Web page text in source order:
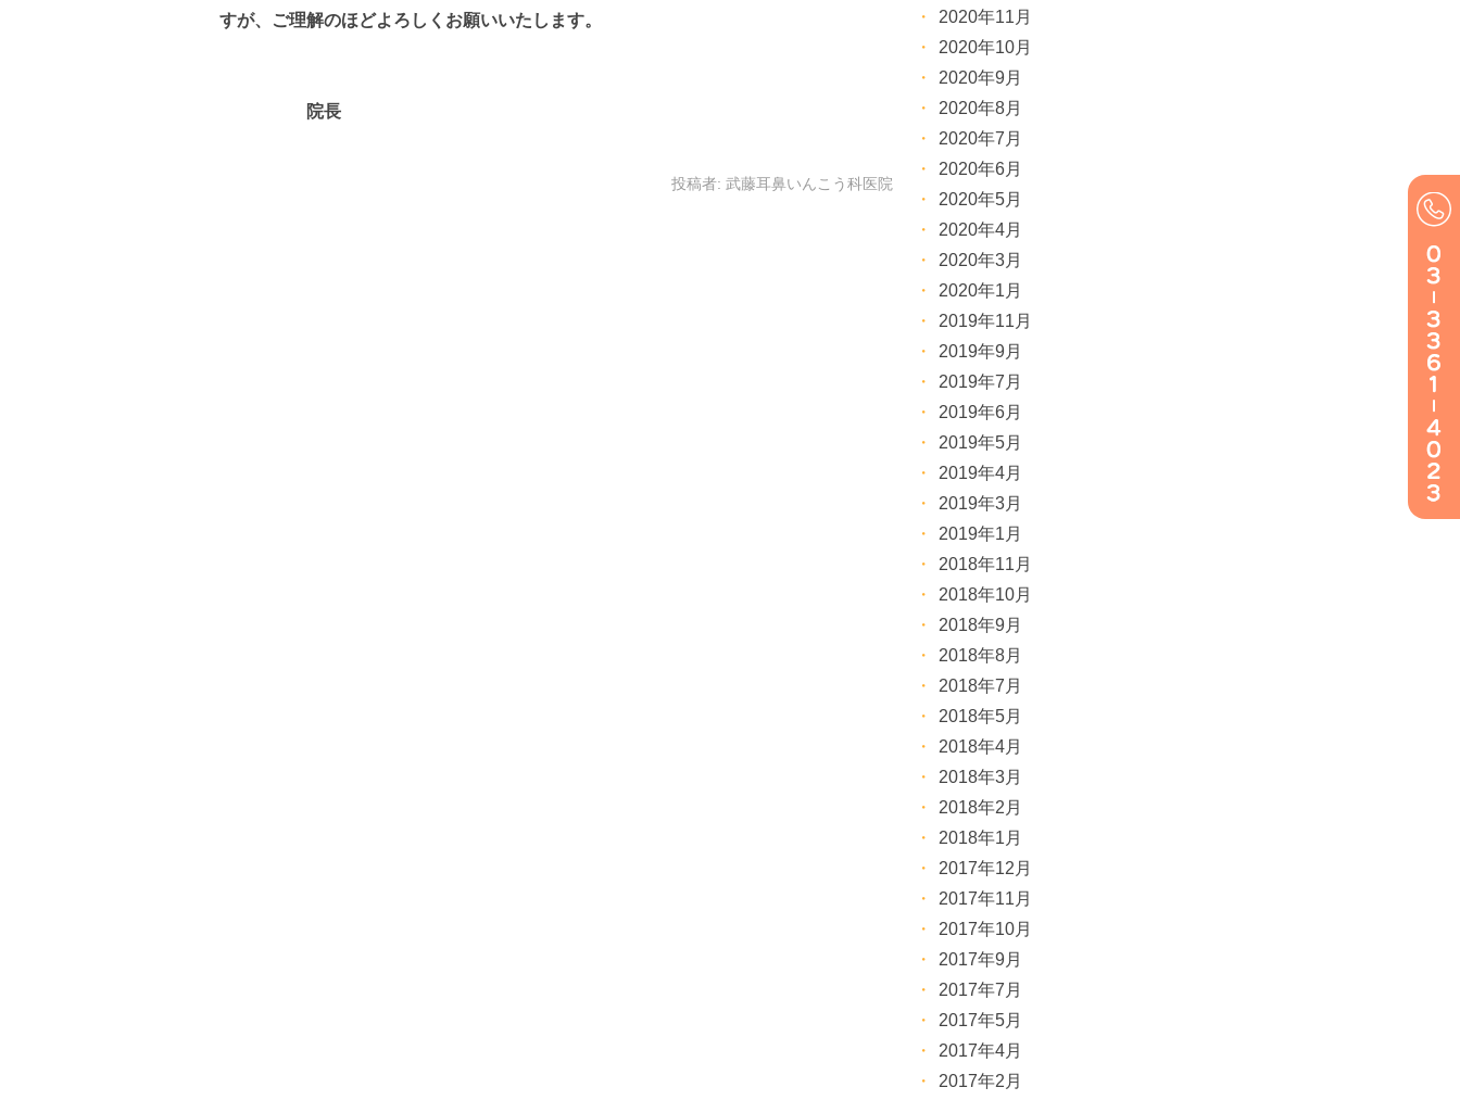
すが、ご理解のほどよろしくお願いいたします。
院長
投稿者: 武藤耳鼻いんこう科医院
2020年11月
2020年10月
2020年9月
2020年8月
2020年7月
2020年6月
2020年5月
2020年4月
2020年3月
2020年1月
2019年11月
2019年9月
2019年7月
2019年6月
2019年5月
2019年4月
2019年3月
2019年1月
2018年11月
2018年10月
2018年9月
2018年8月
2018年7月
2018年5月
2018年4月
2018年3月
2018年2月
2018年1月
2017年12月
2017年11月
2017年10月
2017年9月
2017年7月
2017年5月
2017年4月
2017年2月